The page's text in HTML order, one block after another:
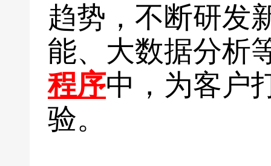
趋势，不断研发
能、大数据分析
程序中，为客户
验。